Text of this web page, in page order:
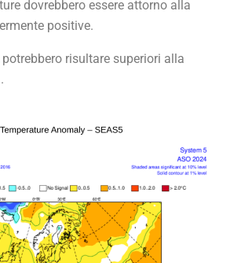
dovrebbero essere attorno alla
positive.
risultare superiori alla